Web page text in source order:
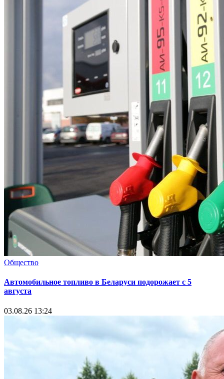
Общество
Автомобильное топливо в Беларуси подорожает с 5
августа
03.08.26 13:24